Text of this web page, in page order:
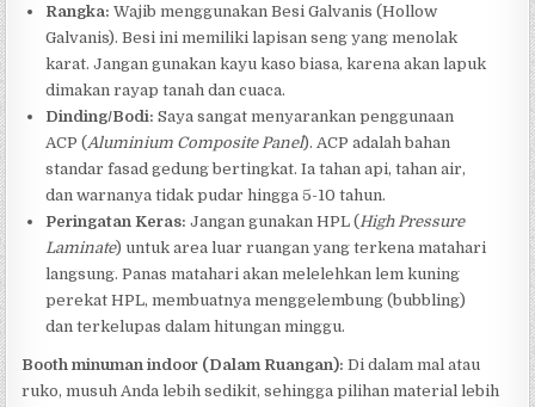
Rangka: Wajib menggunakan Besi Galvanis (Hollow
Galvanis). Besi ini memiliki lapisan seng yang menolak
karat. Jangan gunakan kayu kaso biasa, karena akan lapuk
dimakan rayap tanah dan cuaca.
Dinding/Bodi: Saya sangat menyarankan penggunaan
ACP (Aluminium Composite Panel). ACP adalah bahan
standar fasad gedung bertingkat. Ia tahan api, tahan air,
dan warnanya tidak pudar hingga 5-10 tahun.
Peringatan Keras: Jangan gunakan HPL (High Pressure
Laminate) untuk area luar ruangan yang terkena matahari
langsung. Panas matahari akan melelehkan lem kuning
perekat HPL, membuatnya menggelembung (bubbling)
dan terkelupas dalam hitungan minggu.
Booth minuman indoor (Dalam Ruangan): Di dalam mal atau
ruko, musuh Anda lebih sedikit, sehingga pilihan material lebih